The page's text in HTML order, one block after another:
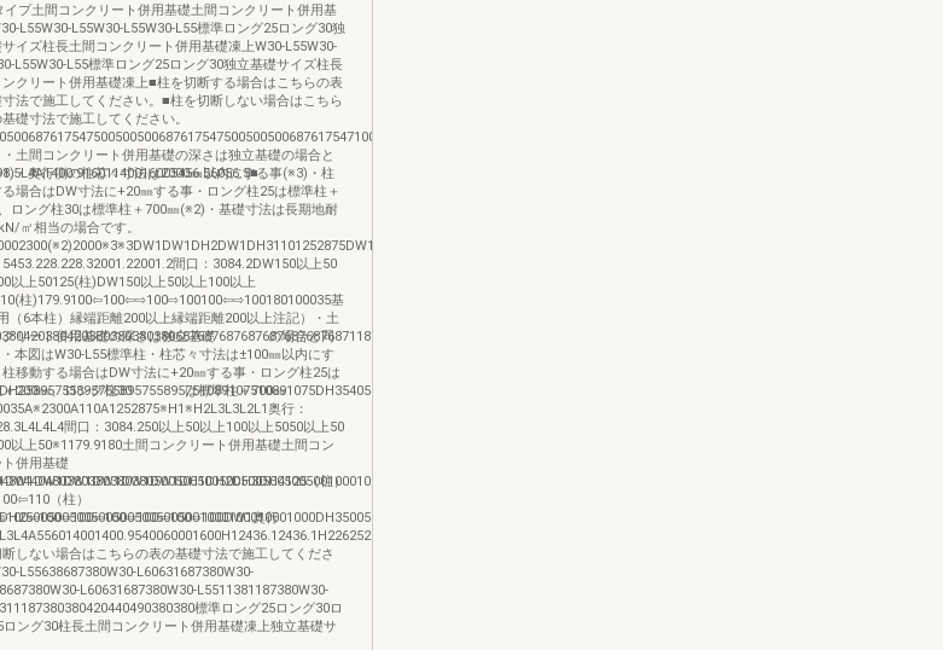
イプ土間コンクリート併用基礎土間コンクリート併用基
L55W30-L55W30-L55W30-L55標準ロング25ロング30独
イズ柱長土間コンクリート併用基礎凍上W30-L55W30-
L55W30-L55標準ロング25ロング30独立基礎サイズ柱長
クリート併用基礎凍上■柱を切断する場合はこちらの表
法で施工してください。■柱を切断しない場合はこちら
礎寸法で施工してください。
土間コンクリート併用基礎の深さは独立基礎の場合と
・奥行側の柱芯々寸法は2000㎜以内にする事(※3)・柱
場合はDW寸法に+20㎜する事・ロング柱25は標準柱＋
ロング柱30は標準柱＋700㎜(※2)・基礎寸法は長期地耐
㎡相当の場合です。
間口：3084.2DW150以上50
以上50125(柱)DW150以上50以上100以上
柱)179.9100⇦100⇦⇨100⇨100100⇦⇨100180100035基
（6本柱）縁端距離200以上縁端距離200以上注記）・土
クリート併用基礎の深さは独立基礎 の場合と同
本図はW30-L55標準柱・柱芯々寸法は±100㎜以内にす
柱移動する場合はDW寸法に+20㎜する事・ロング柱25は
＋200㎜、ロング柱30 は標準柱＋700㎜
奥行：
間口：3084.250以上50以上100以上5050以上50
以上50※1179.9180土間コンクリート併用基礎土間コン
ト併用基礎
（柱）
（柱）
奥行
しない場合はこちらの表の基礎寸法で施工してくださ
L55638687380W30-L60631687380W30-
L60631687380W30-L5511381187380W30-
標準ロング25ロング30ロ
ロング30柱長土間コンクリート併用基礎凍上独立基礎サ